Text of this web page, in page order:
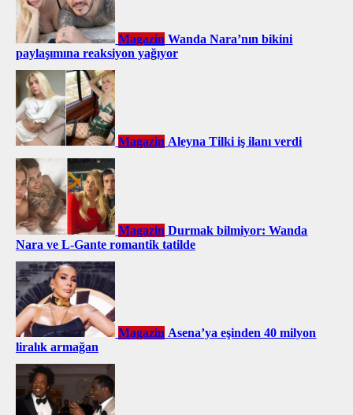
Magazin Wanda Nara’nın bikini
paylaşımına reaksiyon yağıyor
Magazin Aleyna Tilki iş ilanı verdi
Magazin Durmak bilmiyor: Wanda
Nara ve L-Gante romantik tatilde
Magazin Asena’ya eşinden 40 milyon
liralık armağan